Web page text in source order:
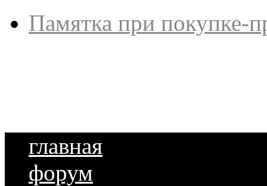
Памятка при покупке-
главная
форум